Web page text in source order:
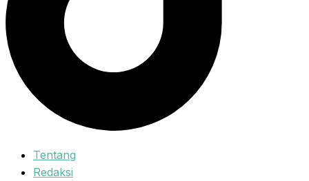
Tentang
Redaksi